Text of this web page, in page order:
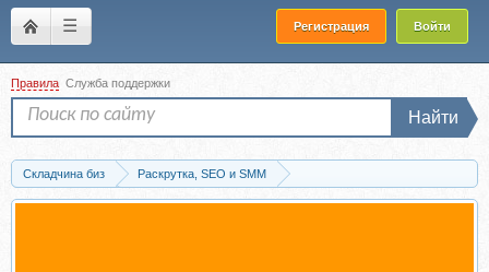
☰ Регистрация Войти
Правила Служба поддержки
Найти
Складчина биз
Раскрутка, SEO и SMM
SEO (Search Engine Optimization)
Скачать Флагман PRO (Антон Маркин)